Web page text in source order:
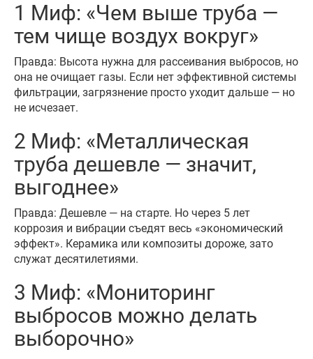
1 Миф: «Чем выше труба —
тем чище воздух вокруг»
Правда: Высота нужна для рассеивания выбросов, но
она не очищает газы. Если нет эффективной системы
фильтрации, загрязнение просто уходит дальше — но
не исчезает.
2 Миф: «Металлическая
труба дешевле — значит,
выгоднее»
Правда: Дешевле — на старте. Но через 5 лет
коррозия и вибрации съедят весь «экономический
эффект». Керамика или композиты дороже, зато
служат десятилетиями.
3 Миф: «Мониторинг
выбросов можно делать
выборочно»